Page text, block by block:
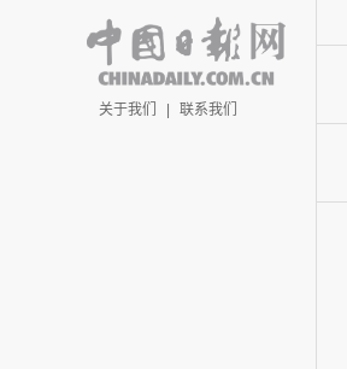
关于我们 | 联系我们